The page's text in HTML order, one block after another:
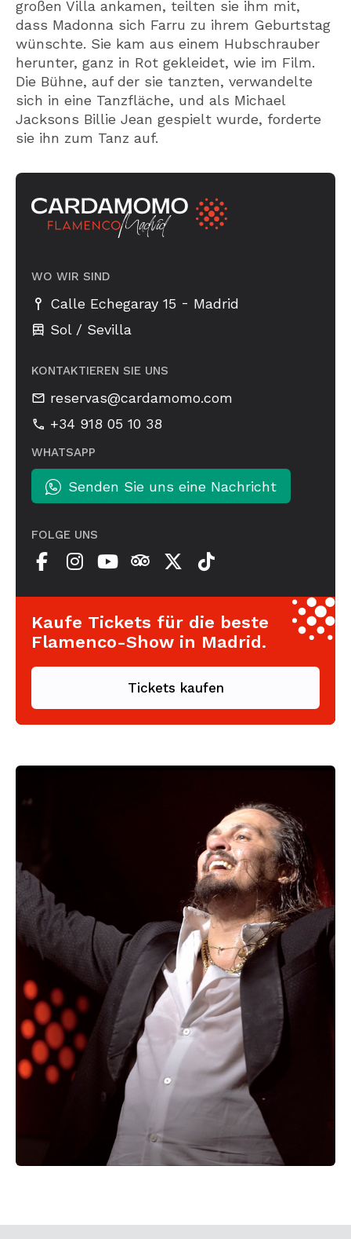
großen Villa ankamen, teilten sie ihm mit,
dass Madonna sich Farru zu ihrem Geburtstag
wünschte. Sie kam aus einem Hubschrauber
herunter, ganz in Rot gekleidet, wie im Film.
Die Bühne, auf der sie tanzten, verwandelte
sich in eine Tanzfläche, und als Michael
Jacksons Billie Jean gespielt wurde, forderte
sie ihn zum Tanz auf.
WO WIR SIND
Calle Echegaray 15 - Madrid
Sol / Sevilla
KONTAKTIEREN SIE UNS
reservas@cardamomo.com
+34 918 05 10 38
WHATSAPP
Senden Sie uns eine Nachricht
FOLGE UNS
Kaufe Tickets für die beste
Flamenco-Show in Madrid.
Tickets kaufen